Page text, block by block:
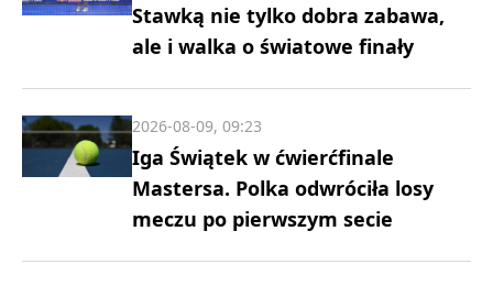
Stawką nie tylko dobra zabawa,
ale i walka o światowe finały
Iga Świątek w ćwierćfinale
Mastersa. Polka odwróciła losy
meczu po pierwszym secie
2026-08-09, 09:23